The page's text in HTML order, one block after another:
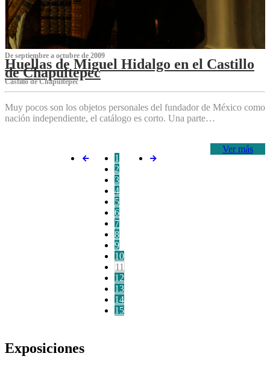
De septiembre a octubre de 2009
Huellas de Miguel Hidalgo en el Castillo
de Chapultepec
Castillo de Chapultepec
Muy pocos son los objetos personales del fundador de México como
nación independiente, el catálogo es corto. Una parte…
Ver más
1
2
3
4
5
6
7
8
9
10
11
12
13
14
15
Exposiciones